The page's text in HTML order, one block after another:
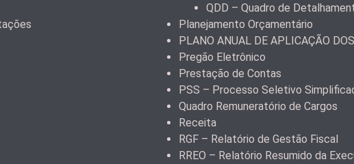
QDD – Quadro de
Planejamento Orçamentário
PLANO ANUAL DE APLICAÇÃO
Pregão Eletrônico
Prestação de Contas
PSS – Processo Seletivo
Quadro Remuneratório de Cargos
Receita
RGF – Relatório de Gestão Fiscal
RREO – Relatório Resumido da